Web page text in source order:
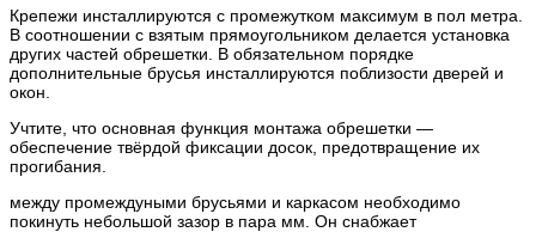
Крепежи инсталлируются с промежутком максимум в пол метра.
В соотношении с взятым прямоугольником делается установка
других частей обрешетки. В обязательном порядке
дополнительные брусья инсталлируются поблизости дверей и
окон.
Учтите, что основная функция монтажа обрешетки —
обеспечение твёрдой фиксации досок, предотвращение их
прогибания.
между промеждуными брусьями и каркасом необходимо
покинуть небольшой зазор в пара мм. Он снабжает